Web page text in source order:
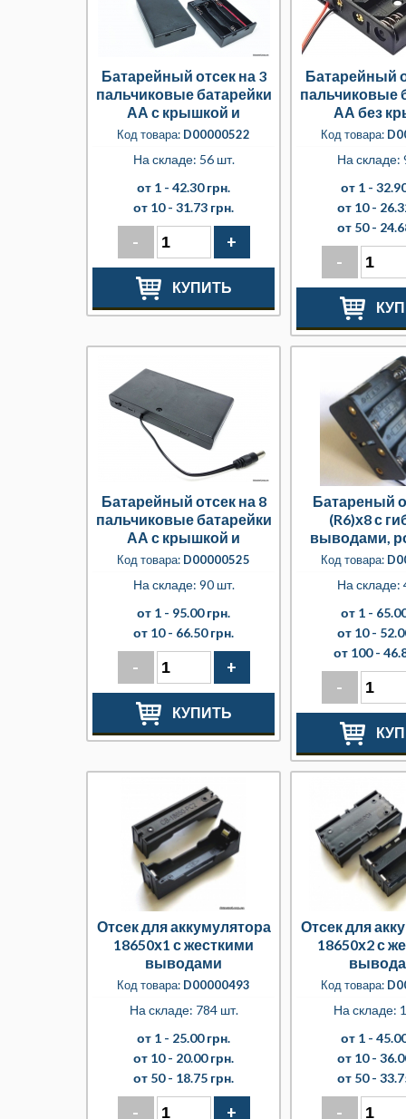
Батарейный отсек на 3
пальчиковые батарейки
АА с крышкой и
выключателем
Код товара: D00000522
На складе: 56 шт.
от 1 - 42.30 грн.
от 10 - 31.73 грн.
- +
КУПИТЬ
Батарейный
пальчиковые
АА без
Код товара:
На складе:
от 1 -
от 10 -
от 50 -
-
Батарейный отсек на 8
пальчиковые батарейки
АА с крышкой и
выключателем и
Код товара: D00000525
На складе: 90 шт.
от 1 - 95.00 грн.
от 10 - 66.50 грн.
- +
КУПИТЬ
Батареный
(R6)х8 с
выводами,
опт от 10 и
Код товара:
На складе:
от 1 -
от 10 -
от 100 -
-
Отсек для аккумулятора
18650х1 с жесткими
выводами
Код товара: D00000493
На складе: 784 шт.
от 1 - 25.00 грн.
от 10 - 20.00 грн.
от 50 - 18.75 грн.
- +
Отсек для
18650х2 с
Код товара:
На складе:
от 1 -
от 10 -
от 50 -
-